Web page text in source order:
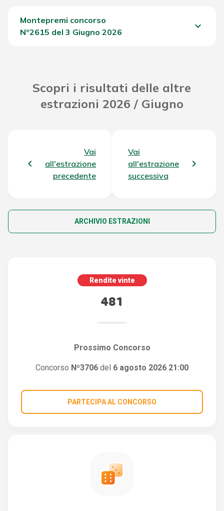
Montepremi concorso
Nº2615 del 3 Giugno 2026
keyboard_arrow_down
Scopri i risultati delle altre
estrazioni 2026 / Giugno
Vai
all'estrazione
precedente
Vai
all'estrazione
successiva
ARCHIVIO ESTRAZIONI
Rendite vinte
481
Prossimo Concorso
Concorso Nº3706 del 6 agosto 2026 21:00
PARTECIPA AL CONCORSO